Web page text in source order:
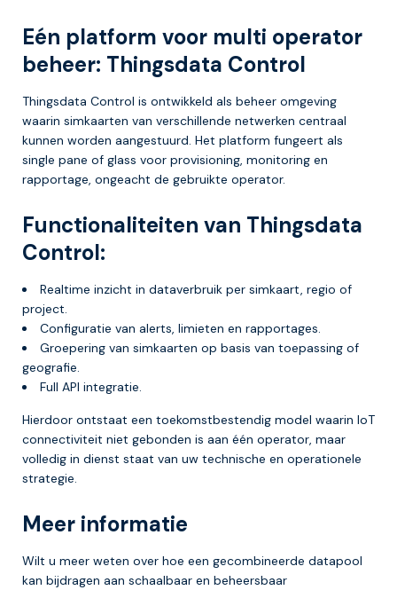
Eén platform voor multi operator
beheer: Thingsdata Control
Thingsdata Control is ontwikkeld als beheer omgeving
waarin simkaarten van verschillende netwerken centraal
kunnen worden aangestuurd. Het platform fungeert als
single pane of glass voor provisioning, monitoring en
rapportage, ongeacht de gebruikte operator.
Functionaliteiten van Thingsdata
Control:
Realtime inzicht in dataverbruik per simkaart, regio of
project.
Configuratie van alerts, limieten en rapportages.
Groepering van simkaarten op basis van toepassing of
geografie.
Full API integratie.
Hierdoor ontstaat een toekomstbestendig model waarin IoT
connectiviteit niet gebonden is aan één operator, maar
volledig in dienst staat van uw technische en operationele
strategie.
Meer informatie
Wilt u meer weten over hoe een gecombineerde datapool
kan bijdragen aan schaalbaar en beheersbaar